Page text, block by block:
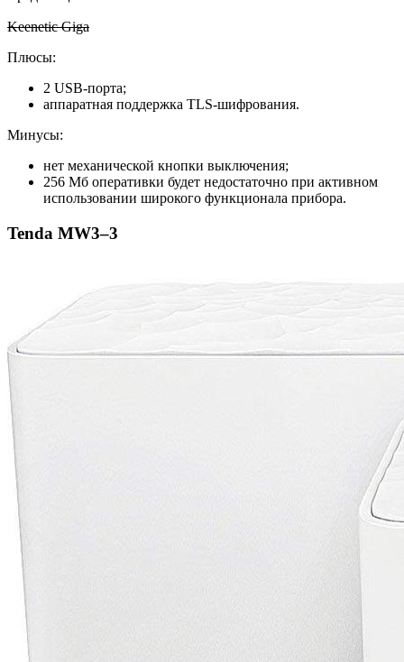
Keenetic Giga
Плюсы:
2 USB-порта;
аппаратная поддержка TLS-шифрования.
Минусы:
нет механической кнопки выключения;
256 Мб оперативки будет недостаточно при активном
использовании широкого функционала прибора.
Tenda MW3–3